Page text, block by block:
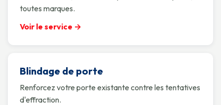
toutes marques.
Voir le service →
Blindage de porte
Renforcez votre porte existante contre les tentatives
d'effraction.